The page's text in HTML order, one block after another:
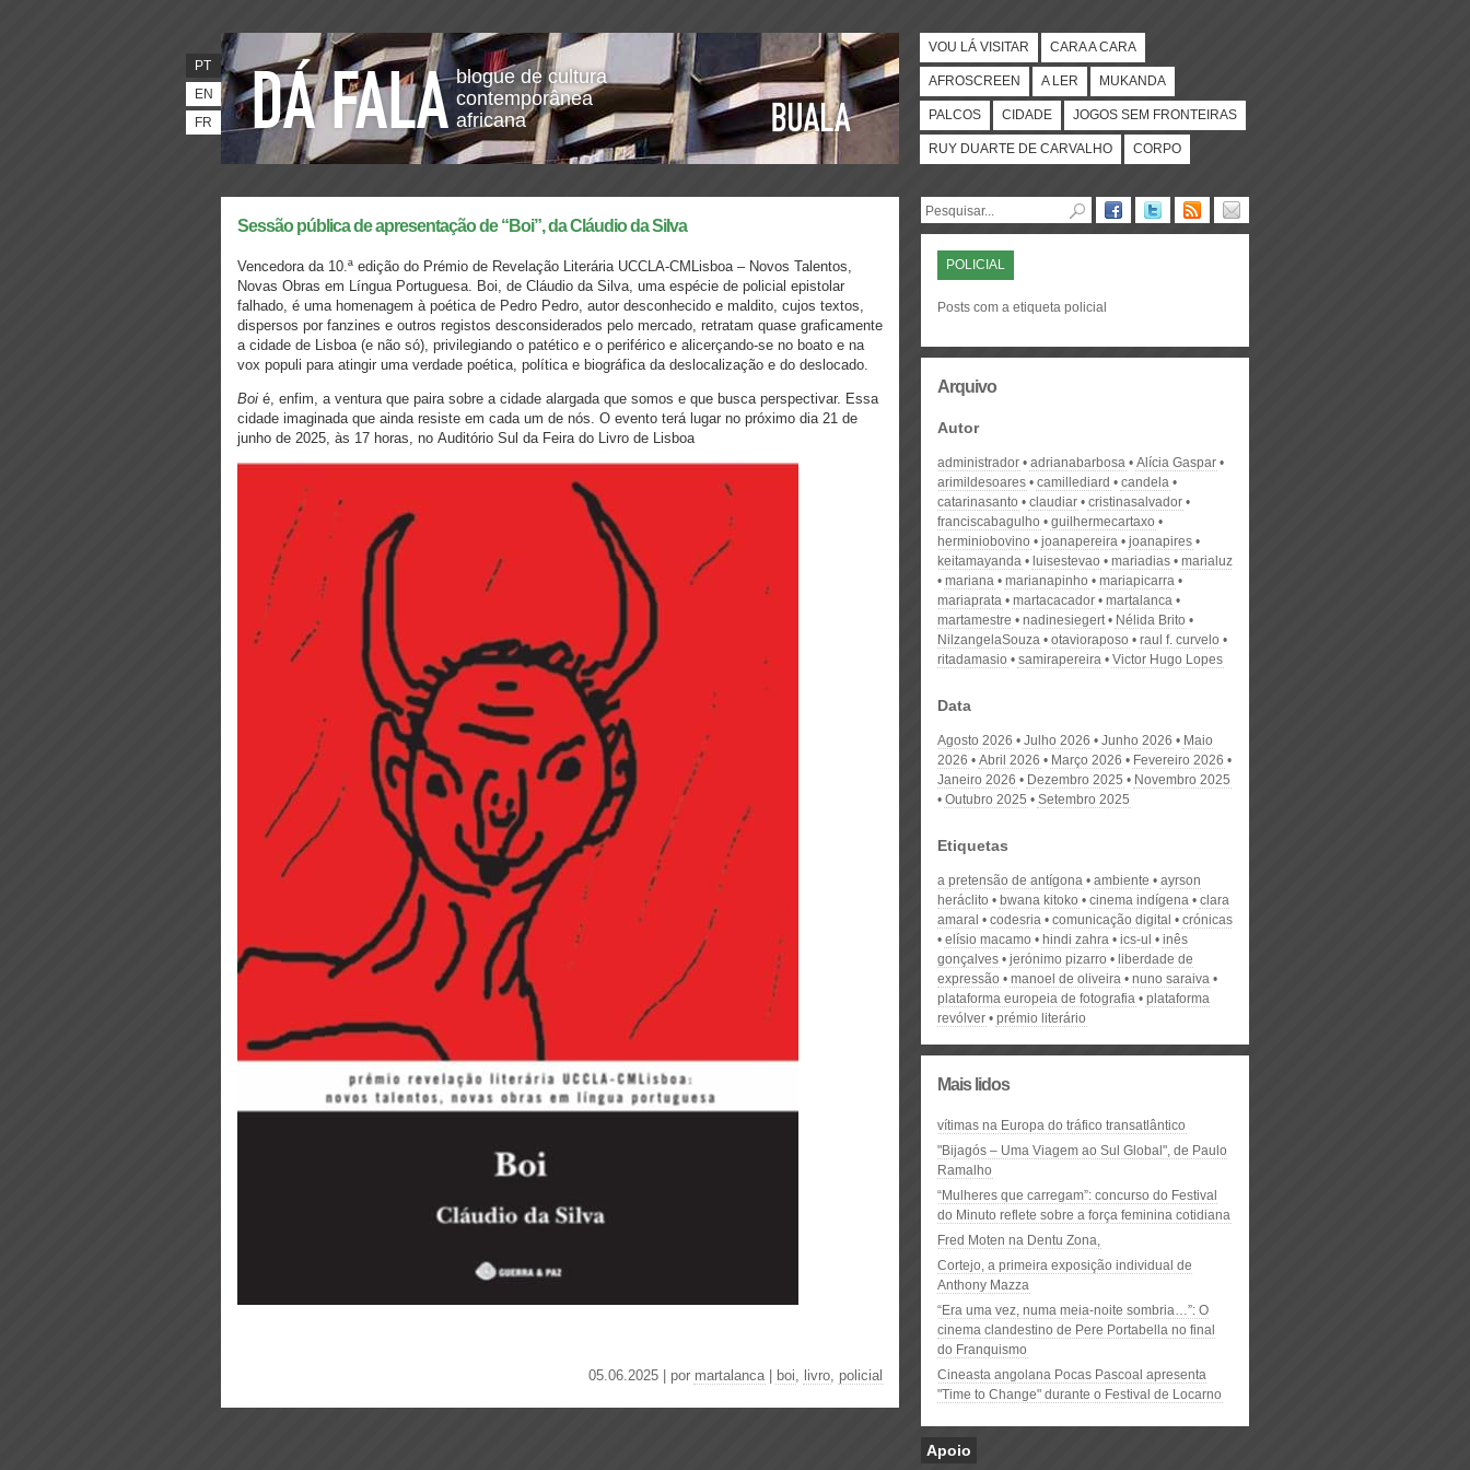
blogue de cultura
contemporânea
africana
PT
EN
FR
VOU LÁ VISITAR CARA A CARA
AFROSCREEN A LER MUKANDA
PALCOS CIDADE JOGOS SEM FRONTEIRAS
RUY DUARTE DE CARVALHO CORPO
Sessão pública de apresentação de “Boi”, da Cláudio da Silva
Vencedora da 10.ª edição do Prémio de Revelação Literária UCCLA-CMLisboa – Novos Talentos,
Novas Obras em Língua Portuguesa. Boi, de Cláudio da Silva, uma espécie de policial epistolar
falhado, é uma homenagem à poética de Pedro Pedro, autor desconhecido e maldito, cujos textos,
dispersos por fanzines e outros registos desconsiderados pelo mercado, retratam quase graficamente
a cidade de Lisboa (e não só), privilegiando o patético e o periférico e alicerçando-se no boato e na
vox populi para atingir uma verdade poética, política e biográfica da deslocalização e do deslocado.
Boi é, enfim, a ventura que paira sobre a cidade alargada que somos e que busca perspectivar. Essa
cidade imaginada que ainda resiste em cada um de nós. O evento terá lugar no próximo dia 21 de
junho de 2025, às 17 horas, no Auditório Sul da Feira do Livro de Lisboa
05.06.2025 | por martalanca| boi, livro, policial
POLICIAL
Posts com a etiqueta policial
Arquivo
Autor
administrador adrianabarbosa
Alícia Gaspar
arimildesoares
camillediard
candela
catarinasanto
claudiar
cristinasalvador
franciscabagulho
guilhermecartaxo
herminiobovino
joanapereira
joanapires
keitamayanda
luisestevao mariadias
marialuz
mariana
marianapinho
mariapicarra
mariaprata
martacacador
martalanca
martamestre
nadinesiegert
Nélida Brito
NilzangelaSouza
otavioraposo
raul f. curvelo
ritadamasio
samirapereira Victor Hugo Lopes
Data
Agosto 2026 Julho 2026 Junho 2026
Maio
2026
Abril 2026 Março 2026
Fevereiro 2026
Janeiro 2026
Dezembro 2025
Novembro 2025
Outubro 2025
Setembro 2025
Etiquetas
a pretensão de antígona ambiente
ayrson
heráclito
bwana kitoko cinema indígena
clara
amaral
codesria comunicação digital
crónicas
elísio macamo
hindi zahra ics-ul
inês
gonçalves
jerónimo pizarro
liberdade de
expressão
manoel de oliveira
nuno saraiva
plataforma europeia de fotografia
plataforma
revólver
prémio literário
Mais lidos
vítimas na Europa do tráfico transatlântico
"Bijagós – Uma Viagem ao Sul Global", de Paulo
Ramalho
“Mulheres que carregam”: concurso do Festival
do Minuto reflete sobre a força feminina cotidiana
Fred Moten na Dentu Zona,
Cortejo, a primeira exposição individual de
Anthony Mazza
“Era uma vez, numa meia-noite sombria…”: O
cinema clandestino de Pere Portabella no final
do Franquismo
Cineasta angolana Pocas Pascoal apresenta
"Time to Change" durante o Festival de Locarno
Apoio